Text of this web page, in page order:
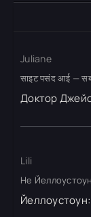
Juliane
साइट पसंद आई —
Доктор
Lili
Не